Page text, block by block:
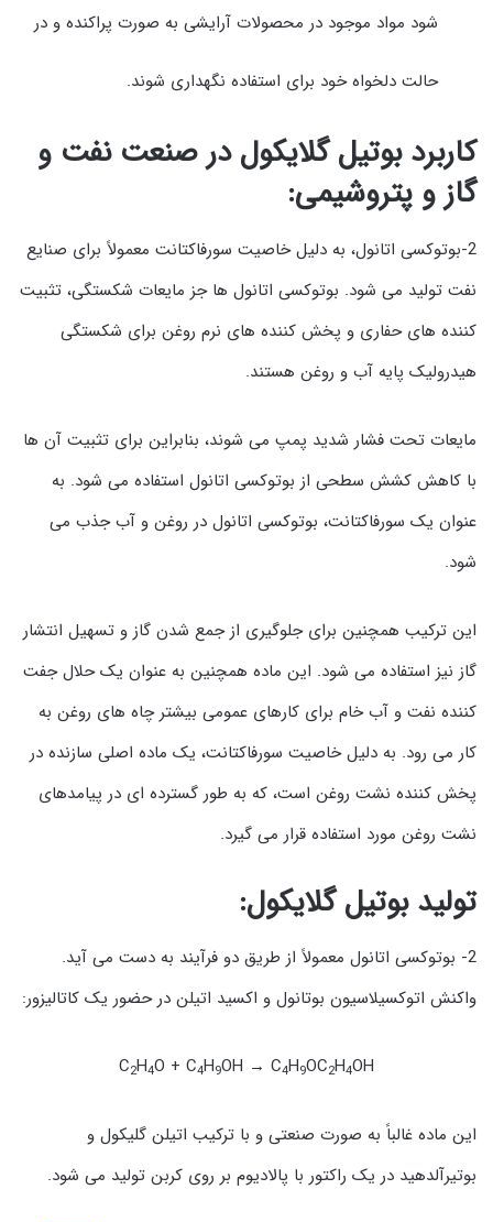
شود مواد موجود در محصولات آرایشی به صورت پراکنده و در
حالت دلخواه خود برای استفاده نگهداری شوند.
کاربرد بوتیل گلایکول در صنعت نفت و
گاز و پتروشیمی:
2-بوتوکسی اتانول، به دلیل خاصیت سورفاکتانت معمولاً برای صنایع
نفت تولید می شود. بوتوکسی اتانول ها جز مایعات شکستگی، تثبیت
کننده های حفاری و پخش کننده های نرم روغن برای شکستگی
هیدرولیک پایه آب و روغن هستند.
مایعات تحت فشار شدید پمپ می شوند، بنابراین برای تثبیت آن ها
با کاهش کشش سطحی از بوتوکسی اتانول استفاده می شود. به
عنوان یک سورفاکتانت، بوتوکسی اتانول در روغن و آب جذب می
شود.
این ترکیب همچنین برای جلوگیری از جمع شدن گاز و تسهیل انتشار
گاز نیز استفاده می شود. این ماده همچنین به عنوان یک حلال جفت
کننده نفت و آب خام برای کارهای عمومی بیشتر چاه های روغن به
کار می رود. به دلیل خاصیت سورفاکتانت، یک ماده اصلی سازنده در
پخش کننده نشت روغن است، که به طور گسترده ای در پیامدهای
نشت روغن مورد استفاده قرار می گیرد.
تولید بوتیل گلایکول:
2- بوتوکسی اتانول معمولاً از طریق دو فرآیند به دست می آید.
واکنش اتوکسیلاسیون بوتانول و اکسید اتیلن در حضور یک کاتالیزور:
C2H4O + C4H9OH → C4H9OC2H4OH
این ماده غالباً به صورت صنعتی و با ترکیب اتیلن گلیکول و
بوتیرآلدهید در یک راکتور با پالادیوم بر روی کربن تولید می شود.